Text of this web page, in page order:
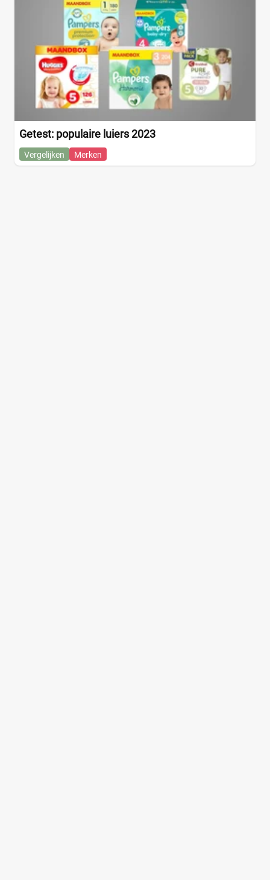
Getest: populaire luiers 2023
Vergelijken Merken